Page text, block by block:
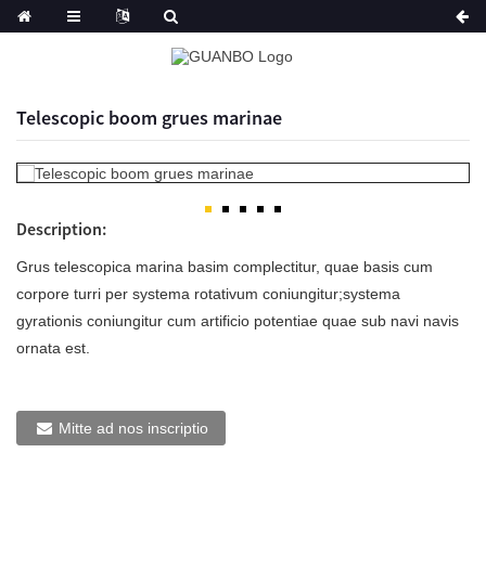
Telescopic boom grues marinae
Description:
Grus telescopica marina basim complectitur, quae basis cum
corpore turri per systema rotativum coniungitur;systema
gyrationis coniungitur cum artificio potentiae quae sub navi navis
ornata est.
Mitte ad nos inscriptio